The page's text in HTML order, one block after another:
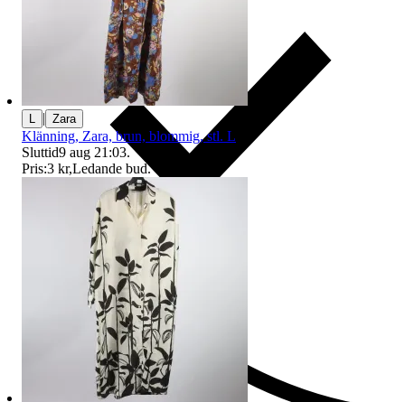
Ersättning om du inte får din vara
| Zara
Klänning, Zara, brun, blommig, stl. L
Sluttid9 aug 21:03.
Pris:3 kr,Ledande bud.